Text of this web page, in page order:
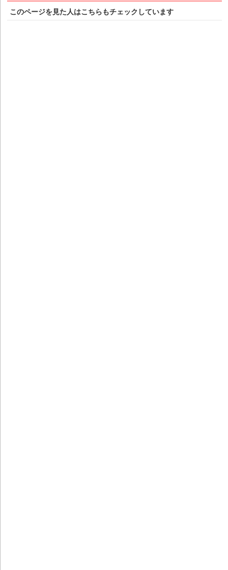
このページを見た人はこちらもチェックしています